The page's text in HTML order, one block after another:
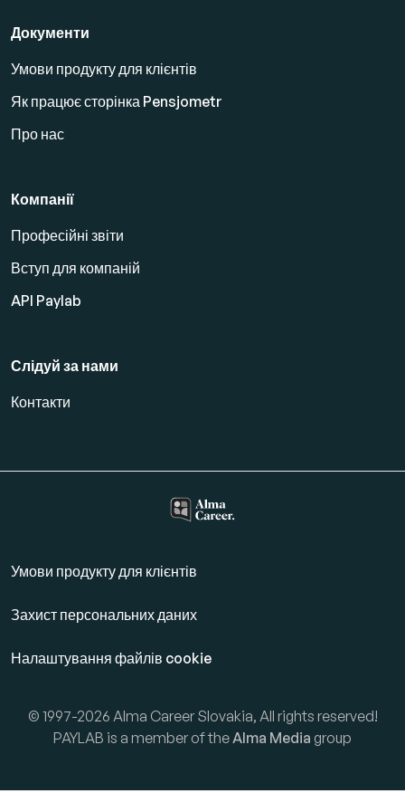
Документи
Умови продукту для клієнтів
Як працює сторінка Pensjometr
Про нас
Компанії
Професійні звіти
Вступ для компаній
API Paylab
Слідуй за нами
Контакти
Умови продукту для клієнтів
Захист персональних даних
Налаштування файлів cookie
© 1997-2026 Alma Career Slovakia, All rights reserved!
PAYLAB is a member of the Alma Media group